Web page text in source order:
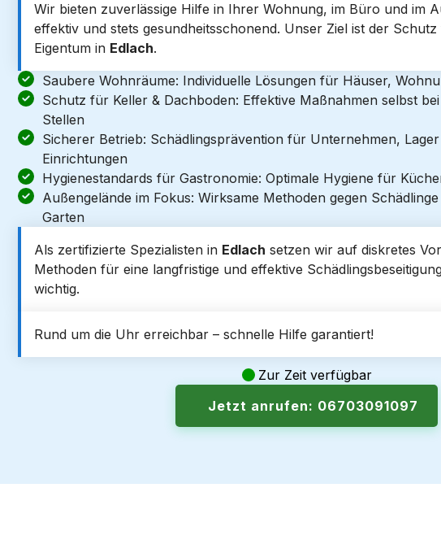
Wir bieten zuverlässige Hilfe in Ihrer Wohnung, im Büro und im
effektiv und stets gesundheitsschonend. Unser Ziel ist der
Eigentum in Edlach.
Saubere Wohnräume: Individuelle Lösungen für Häuser,
Schutz für Keller & Dachboden: Effektive Maßnahmen selbst
Stellen
Sicherer Betrieb: Schädlingsprävention für Unternehmen, Lager
Einrichtungen
Hygienestandards für Gastronomie: Optimale Hygiene für
Außengelände im Fokus: Wirksame Methoden gegen
Garten
Als zertifizierte Spezialisten in Edlach setzen wir auf diskretes
Methoden für eine langfristige und effektive
wichtig.
Rund um die Uhr erreichbar – schnelle Hilfe garantiert!
Zur Zeit verfügbar
Jetzt anrufen: 06703091097